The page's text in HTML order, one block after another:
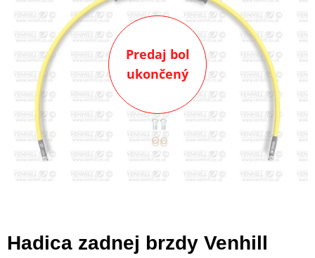
Predaj bol
ukončený
Hadica zadnej brzdy Venhill